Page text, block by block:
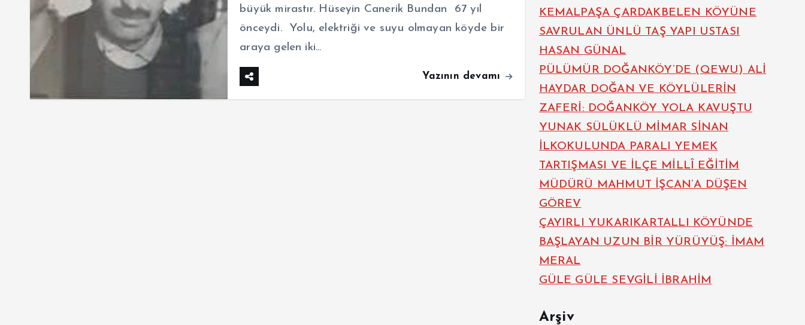
büyük mirastır. Hüseyin Canerik Bundan 67 yıl
önceydi. Yolu, elektriği ve suyu olmayan köyde bir
araya gelen iki…
Yazının devamı
KEMALPAŞA ÇARDAKBELEN KÖYÜNE
SAVRULAN ÜNLÜ TAŞ YAPI USTASI
HASAN GÜNAL
PÜLÜMÜR DOĞANKÖY’DE (QEWU) ALİ
HAYDAR DOĞAN VE KÖYLÜLERİN
ZAFERİ: DOĞANKÖY YOLA KAVUŞTU
YUNAK SÜLÜKLÜ MİMAR SİNAN
İLKOKULUNDA PARALI YEMEK
TARTIŞMASI VE İLÇE MİLLÎ EĞİTİM
MÜDÜRÜ MAHMUT İŞCAN’A DÜŞEN
GÖREV
ÇAYIRLI YUKARIKARTALLI KÖYÜNDE
BAŞLAYAN UZUN BİR YÜRÜYÜŞ: İMAM
MERAL
GÜLE GÜLE SEVGİLİ İBRAHİM
Arşiv